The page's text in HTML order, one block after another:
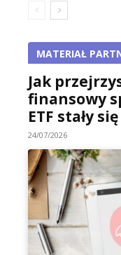
MATERIAŁ
Jak
finansowy
ETF stały
24/07/2026